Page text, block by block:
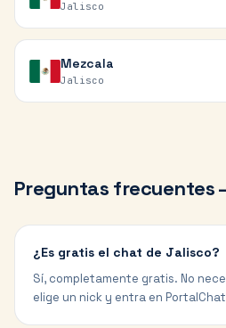
Jalisco
Mezcala
Jalisco
Preguntas frecuentes
¿Es gratis el chat de Jalisco?
Sí, completamente gratis. No
elige un nick y entra en